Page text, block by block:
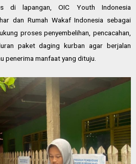
di lapangan, OIC Youth Indonesia
dan Rumah Wakaf Indonesia sebagai
proses penyembelihan, pencacahan,
paket daging kurban agar berjalan
penerima manfaat yang dituju.